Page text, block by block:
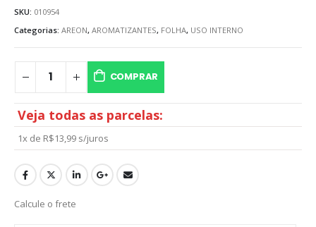
SKU: 010954
Categorias: AREON, AROMATIZANTES, FOLHA, USO INTERNO
COMPRAR
Veja todas as parcelas:
1x de R$13,99 s/juros
Calcule o frete